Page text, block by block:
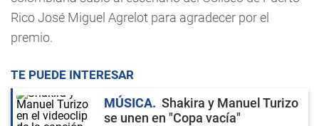
Rico José Miguel Agrelot para agradecer por el
premio.
TE PUEDE INTERESAR
MÚSICA
Shakira y Manuel Turizo
se unen en "Copa vacía"